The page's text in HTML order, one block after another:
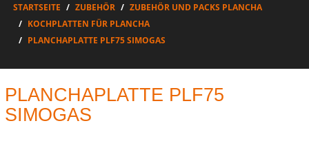
STARTSEITE ZUBEHÖR
ZUBEHÖR UND PACKS PLANCHA
KOCHPLATTEN FÜR PLANCHA
PLANCHAPLATTE PLF75 SIMOGAS
PLANCHAPLATTE PLF75
SIMOGAS